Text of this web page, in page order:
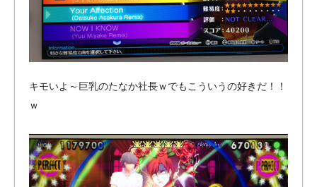
キモいよ～巨乳のたなか社長ｗでもこういうの好きだ！！
ｗ